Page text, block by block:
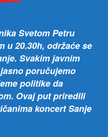
Svetom Petru
u 20.30h, održaće se
Svakim javnim
poručujemo
politike da
Ovaj put priredili
koncert Sanje